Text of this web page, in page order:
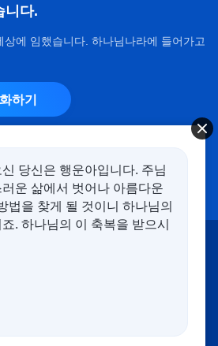
니다.
에 임했습니다. 하나님나라에 들어가고
하기
였습니다. 이 사이트에는 부
습니다.
당신은 행운아입니다. 주님
운 삶에서 벗어나 아름다운
법을 찾게 될 것이니 하나님의
. 하나님의 이 축복을 받으시